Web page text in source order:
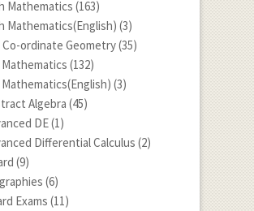
Mathematics (163)
Mathematics(English) (3)
Co-ordinate Geometry(35)
(132)
(3)
Algebra (45)
DE(1)
Differential Calculus (2)
(9)
(6)
Exams (11)